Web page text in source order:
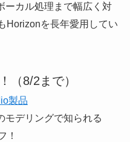
ーカル処理まで幅広く対
Horizonを長年愛用してい
（8/2まで）
製品
モデリングで知られる
！